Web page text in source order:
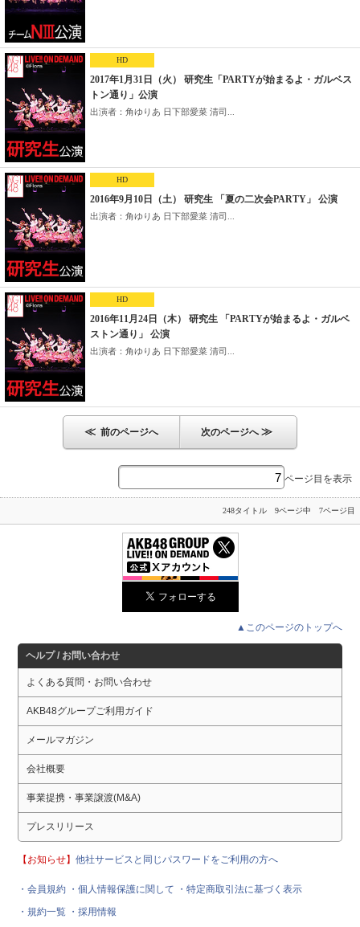
HD
2017年1月31日（火） 研究生「PARTYが始まるよ・ガルベス
トン通り」公演
出演者：角ゆりあ 日下部愛菜 清司...
HD
2016年9月10日（土） 研究生 「夏の二次会PARTY」 公演
出演者：角ゆりあ 日下部愛菜 清司...
HD
2016年11月24日（木） 研究生 「PARTYが始まるよ・ガルベ
ストン通り」 公演
出演者：角ゆりあ 日下部愛菜 清司...
≪ 前のページへ 次のページへ≫
ページ目を表示
248タイトル 9ページ中 7ページ目
▲このページのトップへ
ヘルプ / お問い合わせ
よくある質問・お問い合わせ
AKB48グループご利用ガイド
メールマガジン
会社概要
事業提携・事業譲渡(M&A)
プレスリリース
【お知らせ】他社サービスと同じパスワードをご利用の方へ
・会員規約 ・個人情報保護に関して
・特定商取引法に基づく表示
・規約一覧 ・採用情報